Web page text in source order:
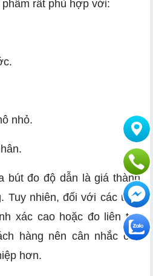
rất phù hợp với:
nhỏ.
bút đo độ dẫn là giá thành
Tuy nhiên, đối với các ứng
xác cao hoặc đo liên tục
hàng nên cân nhắc các
hơn.